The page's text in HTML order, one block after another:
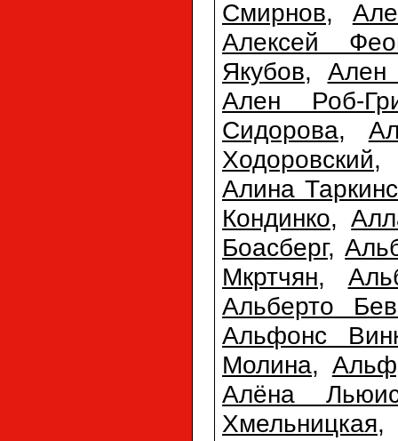
Смирнов,
Алексей
Якубов, Ален
Ален Роб-
Сидорова,
Ходоровский
Алина
Кондинко,
Боасберг,
Мкртчян,
Альберто
Альфонс
Молина,
Алёна
Хмельницкая